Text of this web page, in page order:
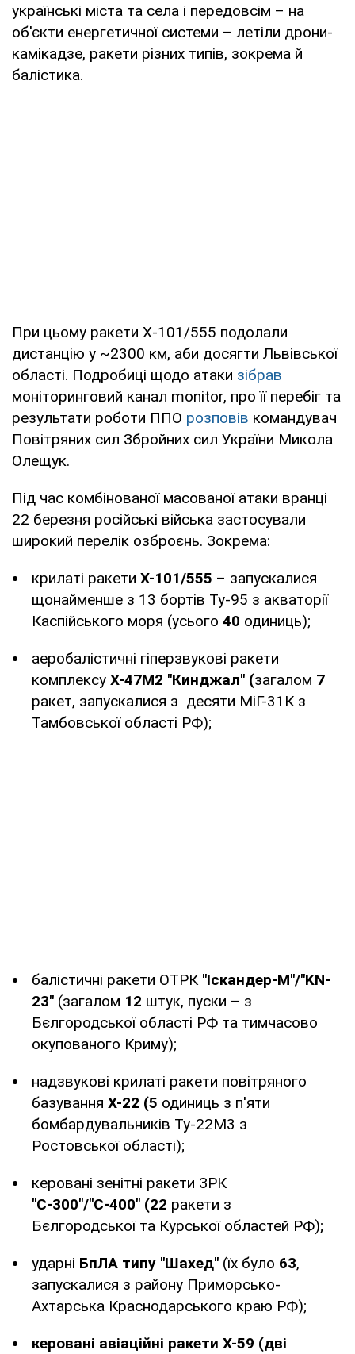
українські міста та села і передовсім – на
об'єкти енергетичної системи – летіли дрони-
камікадзе, ракети різних типів, зокрема й
балістика.
При цьому ракети Х-101/555 подолали
дистанцію у ~2300 км, аби досягти Львівської
області. Подробиці щодо атаки зібрав
моніторинговий канал monitor, про її перебіг та
результати роботи ППО розповів командувач
Повітряних сил Збройних сил України Микола
Олещук.
Під час комбінованої масованої атаки вранці
22 березня російські війська застосували
широкий перелік озброєнь. Зокрема:
крилаті ракети Х-101/555 – запускалися
щонайменше з 13 бортів Ту-95 з акваторії
Каспійського моря (усього 40 одиниць);
аеробалістичні гіперзвукові ракети
комплексу Х-47М2 "Кинджал" (загалом 7
ракет, запускалися з десяти МіГ-31К з
Тамбовської області РФ);
балістичні ракети ОТРК"Іскандер-М"/"KN-
23" (загалом 12 штук, пуски – з
Бєлгородської області РФ та тимчасово
окупованого Криму);
надзвукові крилаті ракети повітряного
базування Х-22 (5 одиниць з п'яти
бомбардувальників Ту-22М3 з
Ростовської області);
керовані зенітні ракети ЗРК
"С-300"/"С-400" (22 ракети з
Бєлгородської та Курської областей РФ);
ударні БпЛА типу "Шахед" (їх було 63,
запускалися з району Приморсько-
Ахтарська Краснодарського краю РФ);
керовані авіаційні ракети Х-59 (дві